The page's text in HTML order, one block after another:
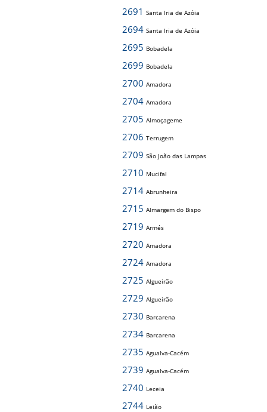
2691 Santa Iria de Azóia
2694 Santa Iria de Azóia
2695 Bobadela
2699 Bobadela
2700 Amadora
2704 Amadora
2705 Almoçageme
2706 Terrugem
2709 São João das Lampas
2710 Mucifal
2714 Abrunheira
2715 Almargem do Bispo
2719 Armés
2720 Amadora
2724 Amadora
2725 Algueirão
2729 Algueirão
2730 Barcarena
2734 Barcarena
2735 Agualva-Cacém
2739 Agualva-Cacém
2740 Leceia
2744 Leião